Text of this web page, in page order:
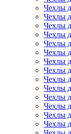
Чехлы
Чехлы
Чехлы
Чехлы
Чехлы
Чехлы
Чехлы
Чехлы
Чехлы
Чехлы
Чехлы
Чехлы
Чехлы
Чехлы